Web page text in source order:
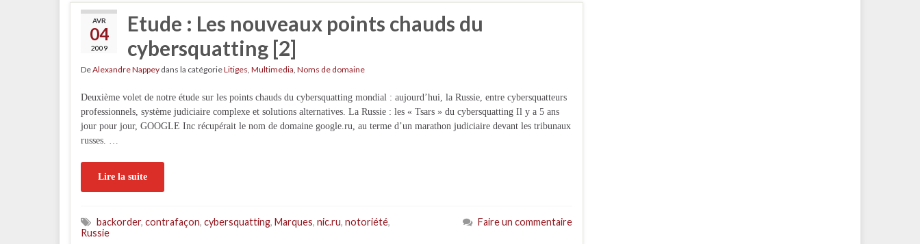
AVR
04
2009
Etude : Les nouveaux points chauds du
cybersquatting [2]
DeAlexandre Nappey dans la catégorieLitiges, Multimedia, Noms de domaine
Deuxième volet de notre étude sur les points chauds du cybersquatting mondial : aujourd’hui, la Russie, entre cybersquatteurs
professionnels, système judiciaire complexe et solutions alternatives. La Russie : les « Tsars » du cybersquatting Il y a 5 ans
jour pour jour, GOOGLE Inc récupérait le nom de domaine google.ru, au terme d’un marathon judiciaire devant les tribunaux
russes. …
Lire la suite
backorder, contrafaçon, cybersquatting, Marques, nic.ru, notoriété,
Russie
Faire un commentaire